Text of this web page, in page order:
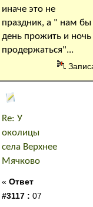
иначе это не
праздник, а " нам бы
день прожить и ночь
продержаться"...
Re: У
околицы
села Верхнее
Мячково
« Ответ
#3117 : 07